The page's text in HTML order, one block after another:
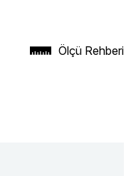
Ölçü Rehberi